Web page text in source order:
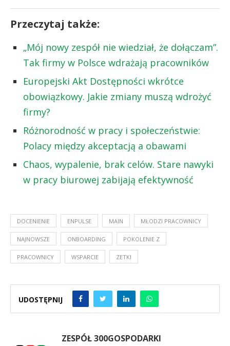
Przeczytaj także:
„Mój nowy zespół nie wiedział, że dołączam”.
Tak firmy w Polsce wdrażają pracowników
Europejski Akt Dostępności wkrótce
obowiązkowy. Jakie zmiany muszą wdrożyć
firmy?
Różnorodność w pracy i społeczeństwie:
Polacy między akceptacją a obawami
Chaos, wypalenie, brak celów. Stare nawyki
w pracy biurowej zabijają efektywność
DOCENIENIE ENPULSE MAIN MŁODZI PRACOWNICY
NAJNOWSZE ONBOARDING POKOLENIE Z
PRACOWNICY WSPARCIE ZETKI
UDOSTĘPNIJ
ZESPÓŁ 300GOSPODARKI